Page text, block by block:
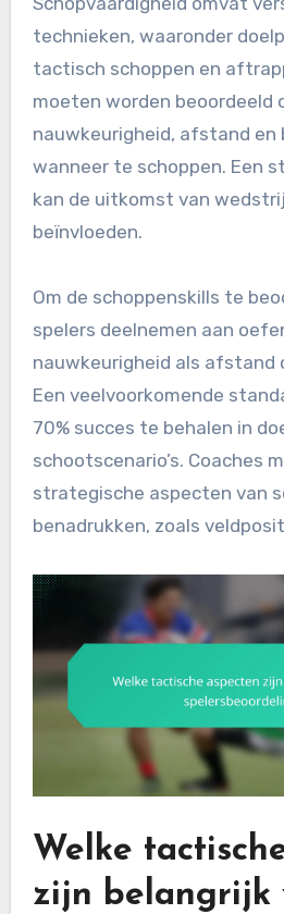
technieken, waaronder
tactisch schoppen en
moeten worden beoordeeld
nauwkeurigheid, afstand en
wanneer te schoppen. Een
kan de uitkomst van
beïnvloeden.
Om de schoppenskills te
spelers deelnemen aan
nauwkeurigheid als afstand
Een veelvoorkomende
70% succes te behalen in
schootscenario’s. Coaches
strategische aspecten van
benadrukken, zoals
Welke
zijn belangrijk